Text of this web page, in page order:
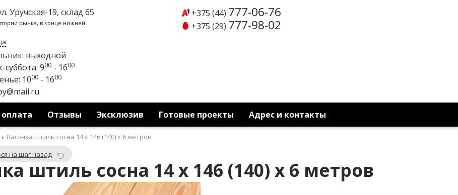
Уручская-19, склад 65
рынка, в конце нижней
выходной
суббота: 900 - 1600
1000 - 1600
+375 (44) 777-06-76
+375 (29) 777-98-02
Отзывы Эксклюзив Готовые проекты Адрес и контакты
Вагонка штиль сосна 14 x 146 (140) x 6 метров
на шаг назад
штиль сосна 14 x 146 (140) x 6 метров